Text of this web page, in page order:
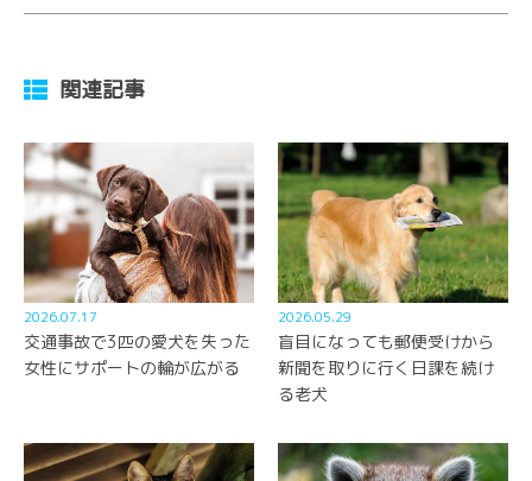
関連記事
2026.07.17
交通事故で3匹の愛犬を失った
女性にサポートの輪が広がる
2026.05.29
盲目になっても郵便受けから
新聞を取りに行く日課を続け
る老犬